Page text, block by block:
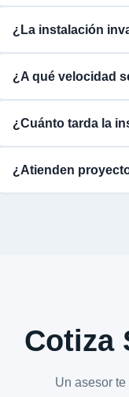
¿La instalación
¿A qué velocidad
¿Cuánto tarda la
¿Atienden
Cotiza
Un asesor